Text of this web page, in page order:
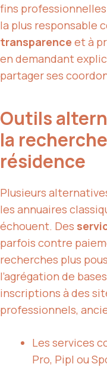
fins
la plus responsable
transparence et à
en demandant
partager ses
Outils
la
résidence
Plusieurs
les annuaires
échouent. Des
parfois contre
recherches plus
l’agrégation de
inscriptions à des
professionnels,
Les services
Pro, Pipl ou